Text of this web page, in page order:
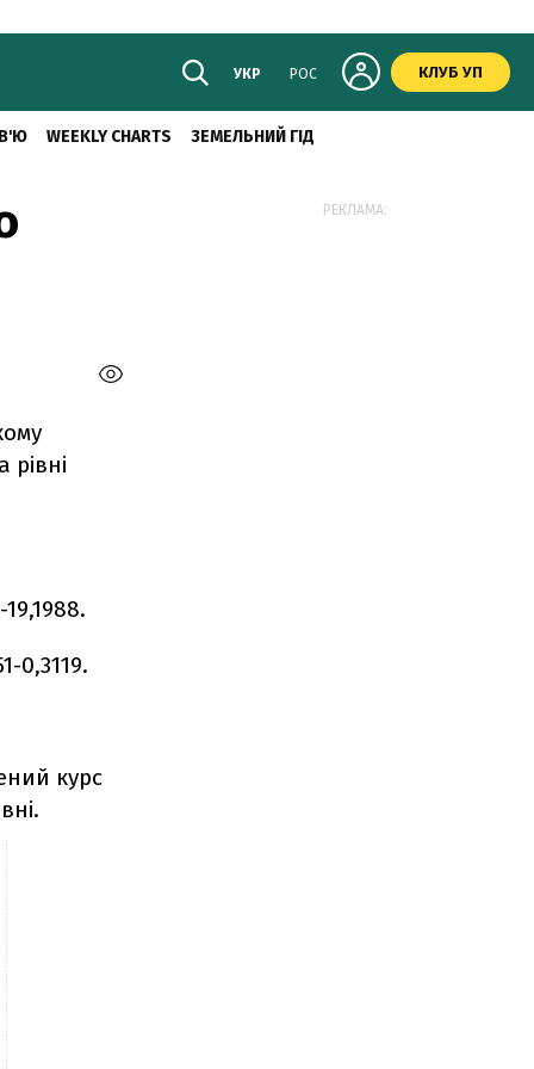
УКР РОС КЛУБ УП
WEEKLY CHARTS ЗЕМЕЛЬНИЙ ГІД
0,3119.
курс
РЕКЛАМА: